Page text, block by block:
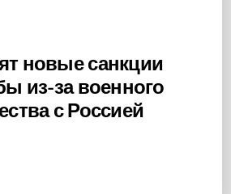
новые санкции
из-за военного
с Россией